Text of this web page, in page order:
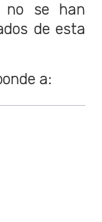
no se han
de esta
a: